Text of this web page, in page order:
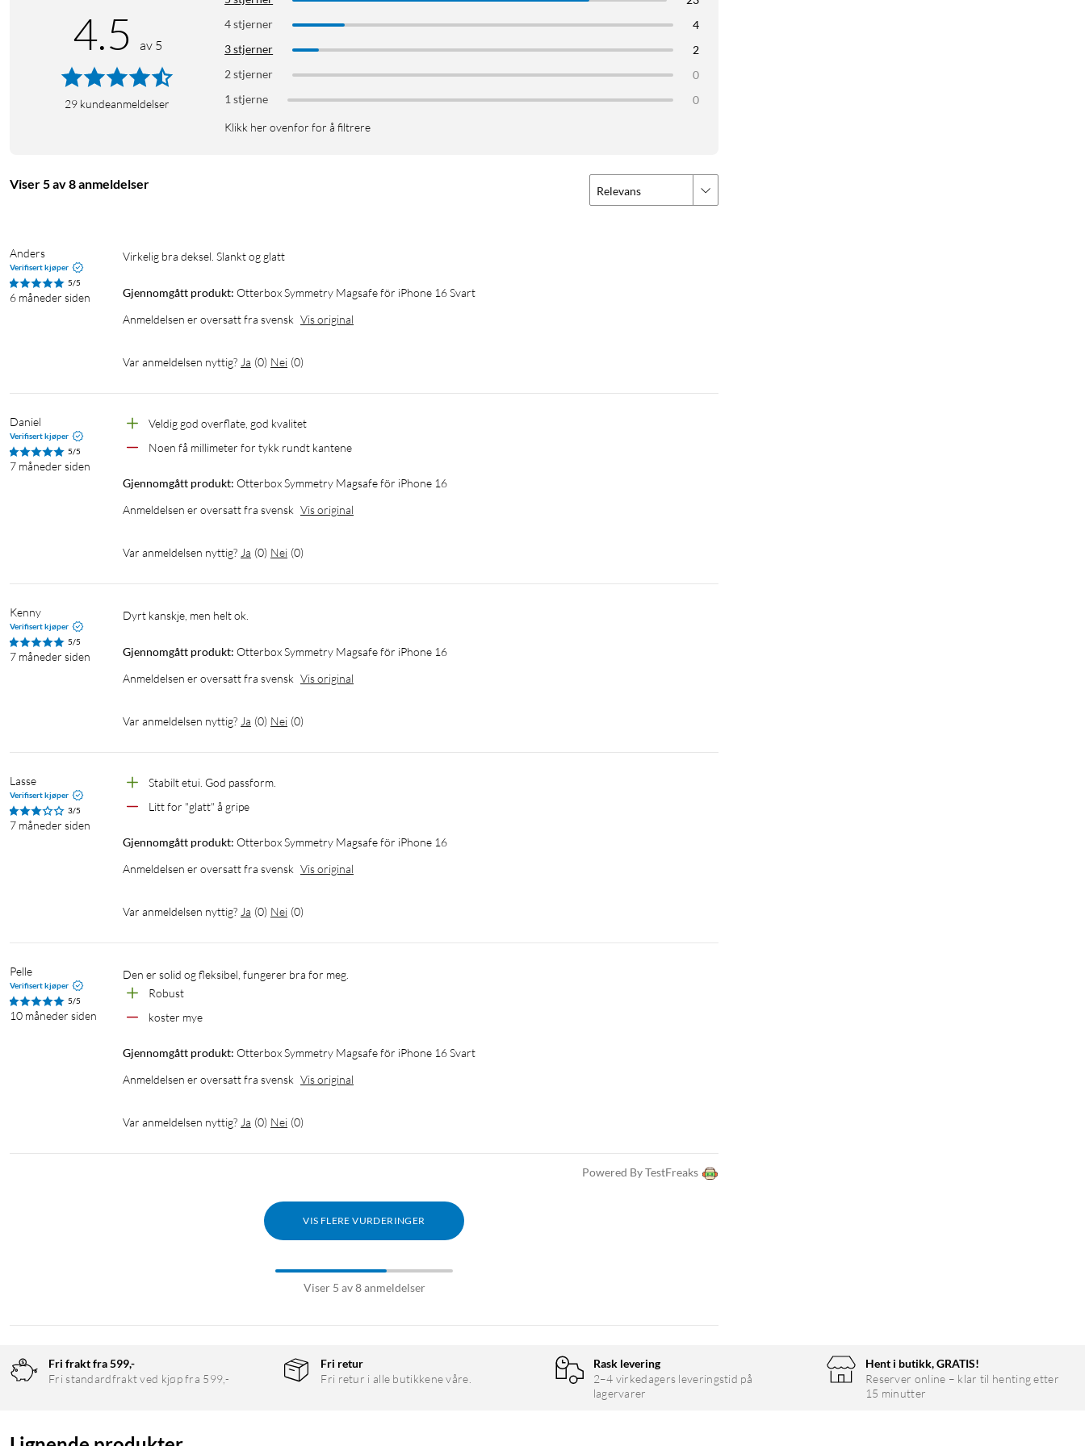
4.5 av 5
29 kundeanmeldelser
4 stjerner
4
3 stjerner
2
2 stjerner
0
1 stjerne
0
Klikk her ovenfor for å filtrere
Viser 5 av 8 anmeldelser Relevans
Anders
Verifisert kjøper
5/5
6 måneder siden
Virkelig bra deksel. Slankt og glatt
Gjennomgått produkt: Otterbox Symmetry Magsafe för iPhone 16 Svart
Anmeldelsen er oversatt fra svensk Vis original
Var anmeldelsen nyttig? Ja (0) Nei (0)
Daniel
Verifisert kjøper
5/5
7 måneder siden
Veldig god overflate, god kvalitet
Noen få millimeter for tykk rundt kantene
Gjennomgått produkt: Otterbox Symmetry Magsafe för iPhone 16
Anmeldelsen er oversatt fra svensk Vis original
Var anmeldelsen nyttig? Ja (0) Nei (0)
Kenny
Verifisert kjøper
5/5
7 måneder siden
Dyrt kanskje, men helt ok.
Gjennomgått produkt: Otterbox Symmetry Magsafe för iPhone 16
Anmeldelsen er oversatt fra svensk Vis original
Var anmeldelsen nyttig? Ja (0) Nei (0)
Lasse
Verifisert kjøper
3/5
7 måneder siden
Stabilt etui. God passform.
Litt for "glatt" å gripe
Gjennomgått produkt: Otterbox Symmetry Magsafe för iPhone 16
Anmeldelsen er oversatt fra svensk Vis original
Var anmeldelsen nyttig? Ja (0) Nei (0)
Pelle
Verifisert kjøper
5/5
10 måneder siden
Den er solid og fleksibel, fungerer bra for meg.
Robust
koster mye
Gjennomgått produkt: Otterbox Symmetry Magsafe för iPhone 16 Svart
Anmeldelsen er oversatt fra svensk Vis original
Var anmeldelsen nyttig? Ja (0) Nei (0)
Powered By TestFreaks
VIS FLERE VURDERINGER
Viser 5 av 8 anmeldelser
Fri frakt fra 599,-
Fri standardfrakt ved kjøp fra 599,-
Fri retur
Fri retur i alle butikkene våre.
Rask levering
2–4 virkedagers leveringstid på
lagervarer
Hent i butikk, GRATIS!
Reserver online – klar til henting etter
15 minutter